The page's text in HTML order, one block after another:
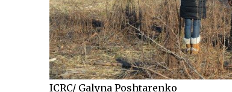
ICRC/ Galyna Poshtarenko